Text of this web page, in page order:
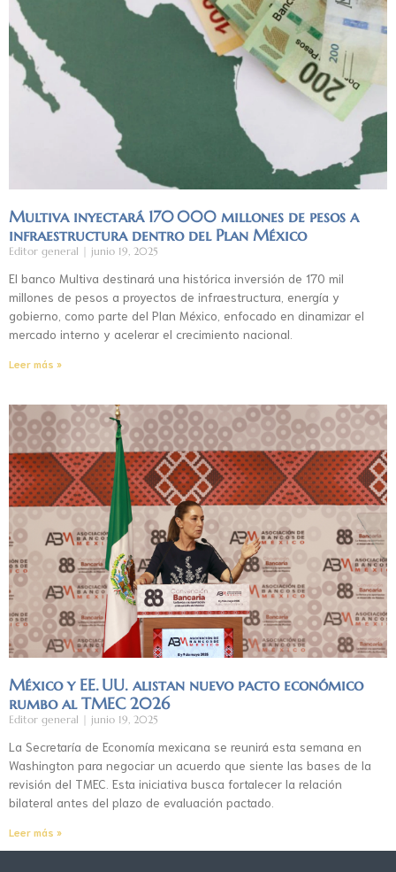
Multiva inyectará 170 000 millones de pesos a
infraestructura dentro del Plan México
Editor general junio 19, 2025
El banco Multiva destinará una histórica inversión de 170 mil
millones de pesos a proyectos de infraestructura, energía y
gobierno, como parte del Plan México, enfocado en dinamizar el
mercado interno y acelerar el crecimiento nacional.
Leer más »
México y EE. UU. alistan nuevo pacto económico
rumbo al TMEC 2026
Editor general junio 19, 2025
La Secretaría de Economía mexicana se reunirá esta semana en
Washington para negociar un acuerdo que siente las bases de la
revisión del TMEC. Esta iniciativa busca fortalecer la relación
bilateral antes del plazo de evaluación pactado.
Leer más »